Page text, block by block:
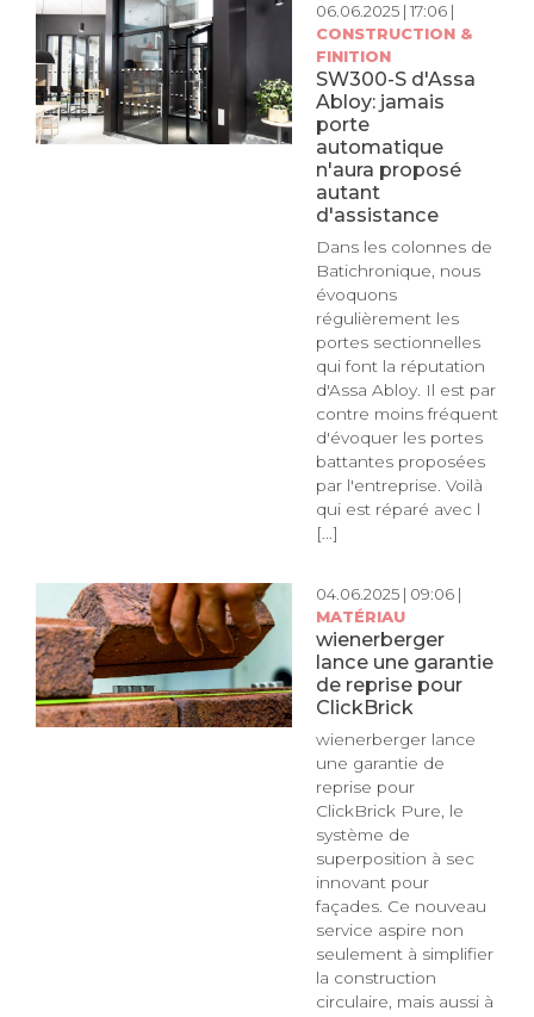
06.06.2025 | 17:06 |
CONSTRUCTION &
FINITION
SW300-S d'Assa
Abloy: jamais
porte
automatique
n'aura proposé
autant
d'assistance
Dans les colonnes de
Batichronique, nous
évoquons
régulièrement les
portes sectionnelles
qui font la réputation
d'Assa Abloy. Il est par
contre moins fréquent
d'évoquer les portes
battantes proposées
par l'entreprise. Voilà
qui est réparé avec l
[...]
04.06.2025 | 09:06 |
MATÉRIAU
wienerberger
lance une garantie
de reprise pour
ClickBrick
wienerberger lance
une garantie de
reprise pour
ClickBrick Pure, le
système de
superposition à sec
innovant pour
façades. Ce nouveau
service aspire non
seulement à simplifier
la construction
circulaire, mais aussi à